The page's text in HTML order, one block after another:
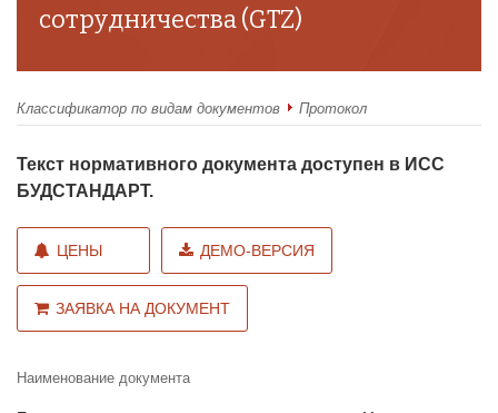
сотрудничества (GTZ)
Классификатор по видам документов Протокол
Текст нормативного документа доступен в ИСС
БУДСТАНДАРТ.
ЦЕНЫ ДЕМО-ВЕРСИЯ
ЗАЯВКА НА ДОКУМЕНТ
Наименование документа